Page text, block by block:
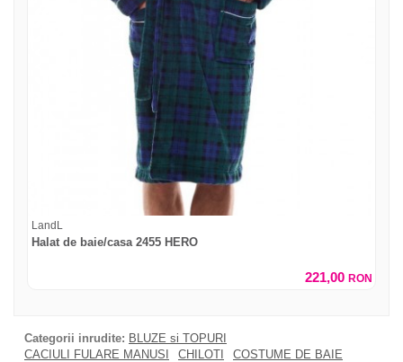
LandL
Halat de baie/casa 2455 HERO
221,00 RON
Categorii inrudite: BLUZE si TOPURI
CACIULI FULARE MANUSI
CHILOTI
COSTUME DE BAIE